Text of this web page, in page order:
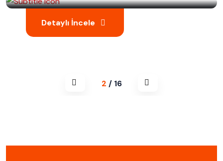
Aenean augue venenatis est porttitor fames
aptent lobortis nam potenti
Detaylı İncele
2 / 16